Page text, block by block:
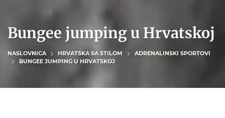
Bungee jumping u Hrvatskoj
NASLOVNICA HRVATSKA SA STILOM
ADRENALINSKI SPORTOVI
BUNGEE JUMPING U HRVATSKOJ